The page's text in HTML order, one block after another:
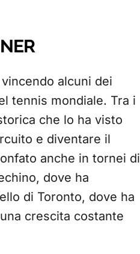
alcuni dei
tennis mondiale. Tra i
che lo ha visto
e diventare il
anche in tornei di
dove ha
di Toronto, dove ha
crescita costante